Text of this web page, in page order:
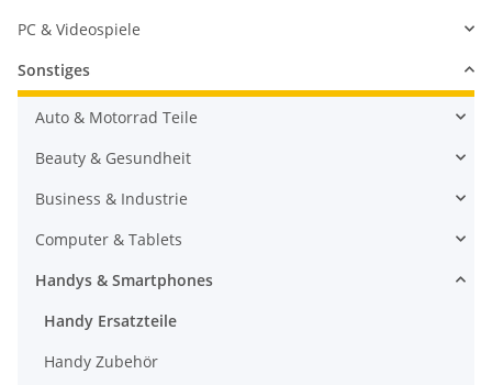
PC & Videospiele
Sonstiges
Auto & Motorrad Teile
Beauty & Gesundheit
Business & Industrie
Computer & Tablets
Handys & Smartphones
Handy Ersatzteile
Handy Zubehör